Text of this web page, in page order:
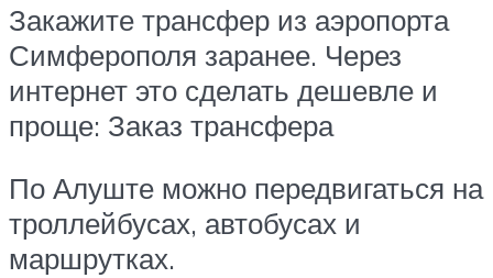
Закажите трансфер из аэропорта
Симферополя заранее. Через
интернет это сделать дешевле и
проще: Заказ трансфера
По Алуште можно передвигаться на
троллейбусах, автобусах и
маршрутках.